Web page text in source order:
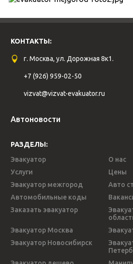
КОНТАКТЫ:
г. Москва, ул. Дорожная 8к1.
+7 (926) 959-02-50
vizvat@vizvat-evakuator.ru
Автоновости
РАЗДЕЛЫ:
Эвакуатор
О нас
Услуги
Цены
Эвакуатор межгород
Авто
Автомобильные коды
Заказать эвакуатор
Эвакуатор Москва
Эвакуатор Новосибирск